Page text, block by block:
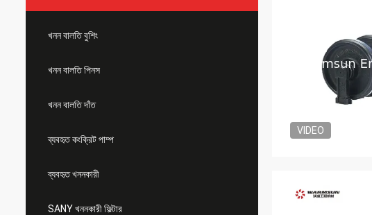
খনন বালতি বুশিং
খনন বালতি পিনস
খনন বালতি দাঁত
ব্যবহৃত কংক্রিট পাম্প
ব্যবহৃত খননকারী
SANY খননকারী ফিল্টার
VIDEO